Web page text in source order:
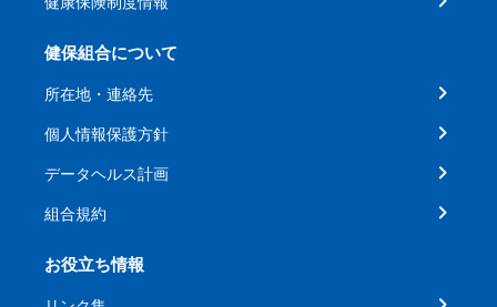
健保組合について
所在地・連絡先
個人情報保護方針
データヘルス計画
組合規約
お役立ち情報